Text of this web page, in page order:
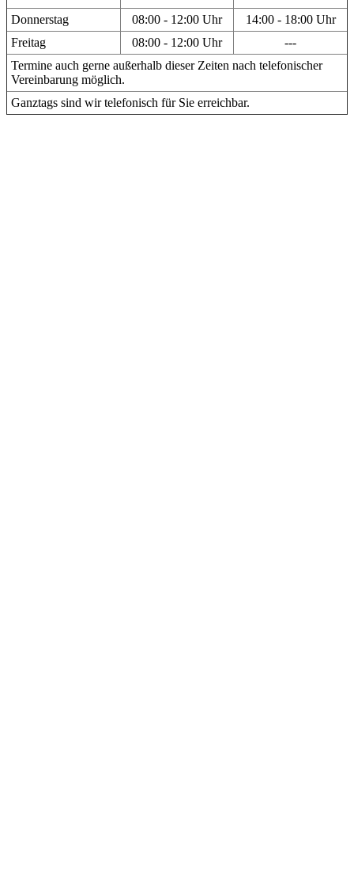
Donnerstag 08:00 - 12:00 Uhr
14:00 - 18:00 Uhr
Freitag
08:00 - 12:00 Uhr
---
Termine auch gerne außerhalb dieser Zeiten nach telefonischer
Vereinbarung möglich.
Ganztags sind wir telefonisch für Sie erreichbar.